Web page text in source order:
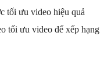
tối ưu video hiệu quả
tối ưu video để xếp hạng